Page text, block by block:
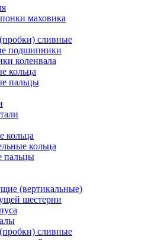
маховика
сливные
подшипники
коленвала
кольца
пальцы
кольца
кольца
пальцы
(вертикальные)
шестерни
сливные